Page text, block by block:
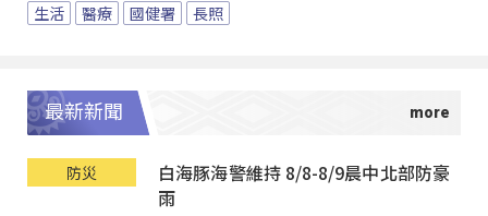
生活 醫療 國健署 長照
最新新聞
防災
白海豚海警維持 8/8-8/9晨中北部防豪
雨